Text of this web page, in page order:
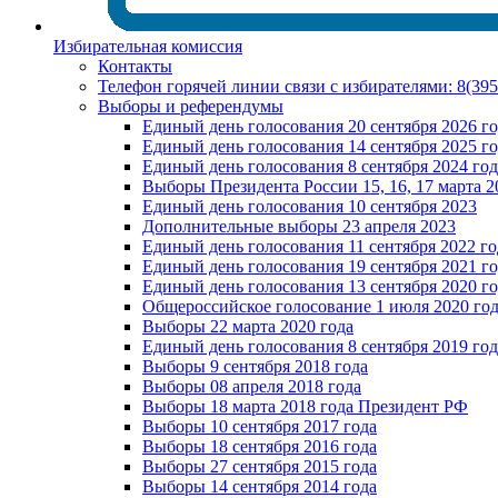
Избирательная комиссия
Контакты
Телефон горячей линии связи с избирателями:
Выборы и референдумы
Единый день голосования 20 сентября 2026
Единый день голосования 14 сентября 2025
Единый день голосования 8 сентября 2024
Выборы Президента России 15, 16, 17 марта
Единый день голосования 10 сентября 2023
Дополнительные выборы 23 апреля 2023
Единый день голосования 11 сентября 2022
Единый день голосования 19 сентября 2021
Единый день голосования 13 сентября 2020
Общероссийское голосование 1 июля 2020
Выборы 22 марта 2020 года
Единый день голосования 8 сентября 2019
Выборы 9 сентября 2018 года
Выборы 08 апреля 2018 года
Выборы 18 марта 2018 года Президент РФ
Выборы 10 сентября 2017 года
Выборы 18 сентября 2016 года
Выборы 27 сентября 2015 года
Выборы 14 сентября 2014 года